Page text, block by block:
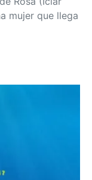
mujer que llega